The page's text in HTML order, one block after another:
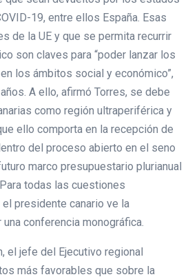
19, entre ellos España. Esas
de la UE y que se permita recurrir
son claves para “poder lanzar los
los ámbitos social y económico”,
A ello, afirmó Torres, se debe
como región ultraperiférica y
ello comporta en la recepción de
del proceso abierto en el seno
marco presupuestario plurianual
todas las cuestiones
el presidente canario ve la
conferencia monográfica.
el jefe del Ejecutivo regional
más favorables que sobre la